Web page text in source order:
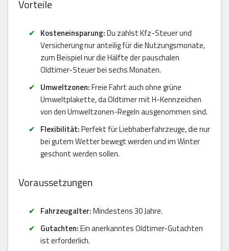
Vorteile
Kosteneinsparung:Du zahlst Kfz-Steuer und
Versicherung nur anteilig für die Nutzungsmonate,
zum Beispiel nur die Hälfte der pauschalen
Oldtimer-Steuer bei sechs Monaten.
Umweltzonen:Freie Fahrt auch ohne grüne
Umweltplakette, da Oldtimer mit H-Kennzeichen
von den Umweltzonen-Regeln ausgenommen sind.
Flexibilität:Perfekt für Liebhaberfahrzeuge, die nur
bei gutem Wetter bewegt werden und im Winter
geschont werden sollen.
Voraussetzungen
Fahrzeugalter:Mindestens 30 Jahre.
Gutachten:Ein anerkanntes Oldtimer-Gutachten
ist erforderlich.